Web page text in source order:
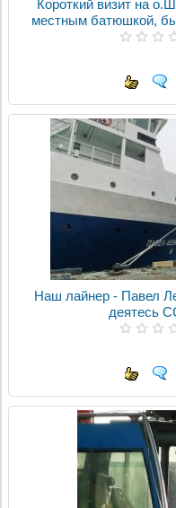
Короткий визит на
местным батюшкой,
Наш лайнер - Павел
деятесь